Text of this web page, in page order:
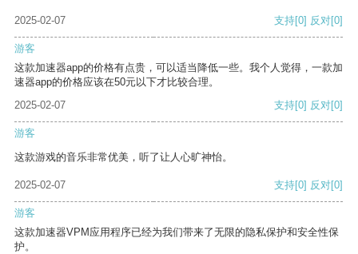
2025-02-07 支持[0] 反对[0]
游客
这款加速器app的价格有点贵，可以适当降低一些。我个人觉得，一款加
速器app的价格应该在50元以下才比较合理。
2025-02-07
支持[0] 反对[0]
游客
这款游戏的音乐非常优美，听了让人心旷神怡。
2025-02-07 支持[0] 反对[0]
游客
这款加速器VPM应用程序已经为我们带来了无限的隐私保护和安全性保
护。